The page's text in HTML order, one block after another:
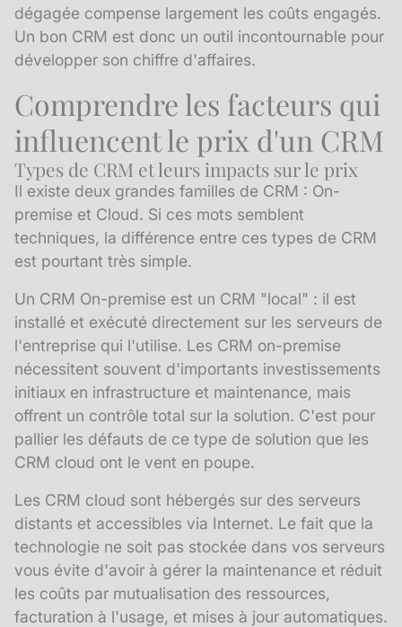
dégagée compense largement les coûts engagés.
Un bon CRM est donc un outil incontournable pour
développer son chiffre d'affaires.
Comprendre les facteurs qui
influencent le prix d'un CRM
Types de CRM et leurs impacts sur le prix
Il existe deux grandes familles de CRM : On-
premise et Cloud. Si ces mots semblent
techniques, la différence entre ces types de CRM
est pourtant très simple.
Un CRM On-premise est un CRM "local" : il est
installé et exécuté directement sur les serveurs de
l'entreprise qui l'utilise. Les CRM on-premise
nécessitent souvent d'importants investissements
initiaux en infrastructure et maintenance, mais
offrent un contrôle total sur la solution. C'est pour
pallier les défauts de ce type de solution que les
CRM cloud ont le vent en poupe.
Les CRM cloud sont hébergés sur des serveurs
distants et accessibles via Internet. Le fait que la
technologie ne soit pas stockée dans vos serveurs
vous évite d'avoir à gérer la maintenance et réduit
les coûts par mutualisation des ressources,
facturation à l'usage, et mises à jour automatiques.